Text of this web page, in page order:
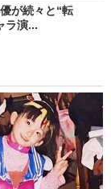
が続々と“転
ラ演...